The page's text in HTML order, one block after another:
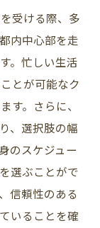
受ける際、多
内中心部を走
。忙しい生活
とが可能なク
す。さらに、
、選択肢の幅
のスケジュー
選ぶことがで
信頼性のある
いることを確